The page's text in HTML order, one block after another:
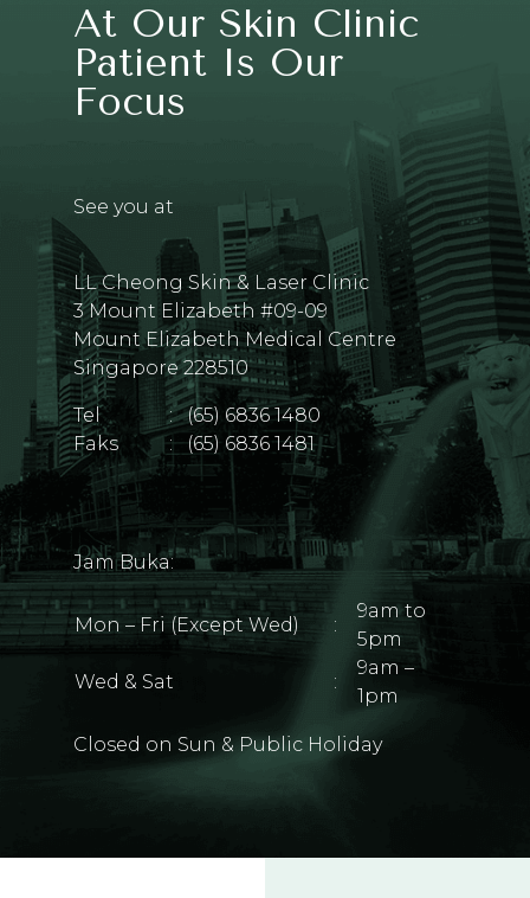
At Our Skin Clinic
Patient Is Our
Focus
See you at
LL Cheong Skin & Laser Clinic
3 Mount Elizabeth #09-09
Mount Elizabeth Medical Centre
Singapore 228510
Tel :(65) 6836 1480
Faks
:(65) 6836 1481
Jam Buka:
Mon – Fri (Except Wed) :
9am to
5pm
Wed & Sat
:
9am –
1pm
Closed on Sun & Public Holiday